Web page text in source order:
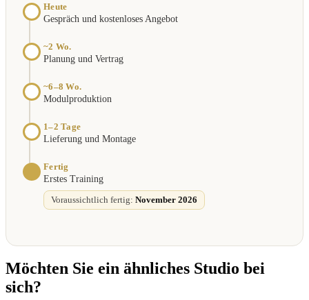
Heute
Gespräch und kostenloses Angebot
~2 Wo.
Planung und Vertrag
~6–8 Wo.
Modulproduktion
1–2 Tage
Lieferung und Montage
Fertig
Erstes Training
Voraussichtlich fertig: November 2026
Möchten Sie ein ähnliches Studio bei
sich?